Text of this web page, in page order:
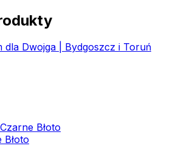
dla Dwojga | Bydgoszcz i Toruń
Błoto
Błoto